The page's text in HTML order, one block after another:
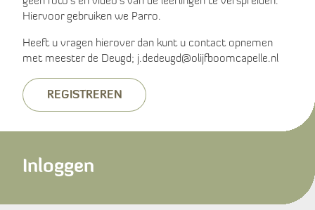
Hiervoor gebruiken we Parro.
Heeft u vragen hierover dan kunt u contact opnemen
met meester de Deugd; j.dedeugd@olijfboomcapelle.nl
REGISTREREN
Inloggen